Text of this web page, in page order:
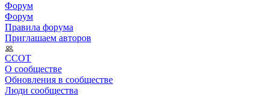
Форум
Форум
Правила форума
Приглашаем авторов
ССОТ
О сообществе
Обновления в сообществе
Люди сообщества